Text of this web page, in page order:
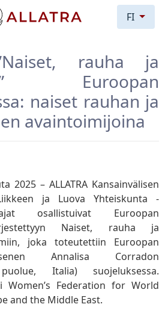
FI
rauha ja
Euroopan
naiset rauhan ja
avaintoimijoina
2025 – ALLATRA Kansainvälisen
ja Luova Yhteiskunta -
osallistuivat Euroopan
Naiset, rauha ja
joka toteutettiin Euroopan
Annalisa Corradon
Italia) suojeluksessa.
Women’s Federation for World
and the Middle East.